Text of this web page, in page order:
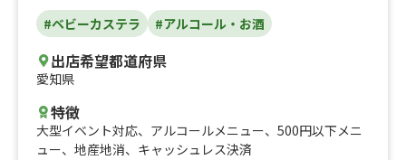
#ベビーカステラ #アルコール・お酒
出店希望都道府県
愛知県
特徴
大型イベント対応、 アルコールメニュー、 500円以下メニ
ュー、 地産地消、 キャッシュレス決済